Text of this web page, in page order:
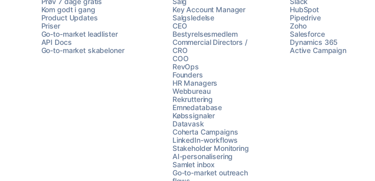
Kom godt i gang
Product Updates
Priser
Go-to-market leadlister
API Docs
Go-to-market skabeloner
Key Account Manager
Salgsledelse
CEO
Bestyrelsesmedlem
Commercial Directors /
CRO
COO
RevOps
Founders
HR Managers
Webbureau
Rekruttering
Emnedatabase
Købssignaler
Datavask
Coherta Campaigns
LinkedIn-workflows
Stakeholder Monitoring
AI-personalisering
Samlet inbox
Go-to-market outreach
HubSpot
Pipedrive
Zoho
Salesforce
Dynamics 365
Active Campaign